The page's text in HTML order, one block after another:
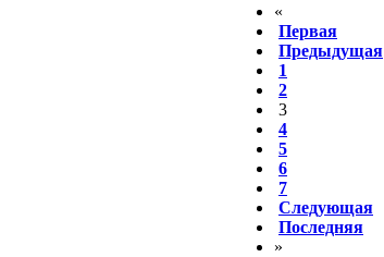
«
Первая
Предыдущая
1
2
3
4
5
6
7
Следующая
Последняя
»